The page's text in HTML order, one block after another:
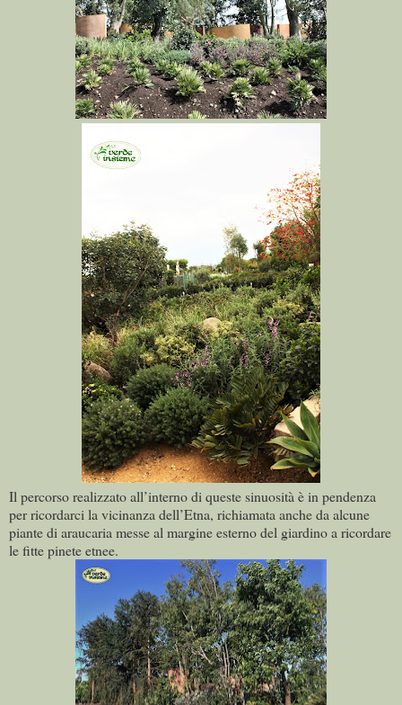
Il percorso realizzato all’interno di queste sinuosità è in pendenza
per ricordarci la vicinanza dell’Etna, richiamata anche da alcune
piante di araucaria messe al margine esterno del giardino a ricordare
le fitte pinete etnee.